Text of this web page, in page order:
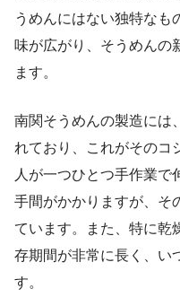
うめんにはない独特なも
味が広がり、そうめんの
ます。
南関そうめんの製造には
れており、これがそのコ
人が一つひとつ手作業で
手間がかかりますが、そ
ています。また、特に乾
存期間が非常に長く、い
す。